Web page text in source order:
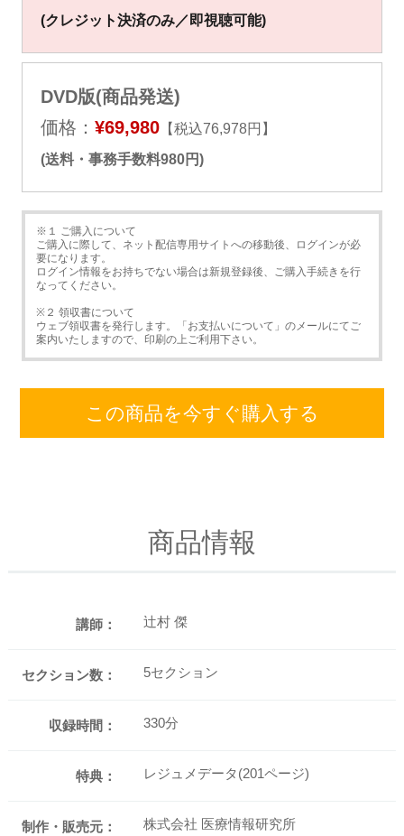
(クレジット決済のみ／即視聴可能)
DVD版(商品発送)
価格： ¥69,980【税込76,978円】
(送料・事務手数料980円)
※１ ご購入について
ご購入に際して、ネット配信専用サイトへの移動後、ログインが必
要になります。
ログイン情報をお持ちでない場合は新規登録後、ご購入手続きを行
なってください。
※２ 領収書について
ウェブ領収書を発行します。「お支払いについて」のメールにてご
案内いたしますので、印刷の上ご利用下さい。
この商品を今すぐ購入する
商品情報
講師： 辻村 傑
セクション数： 5セクション
収録時間： 330分
特典： レジュメデータ(201ページ)
制作・販売元： 株式会社 医療情報研究所